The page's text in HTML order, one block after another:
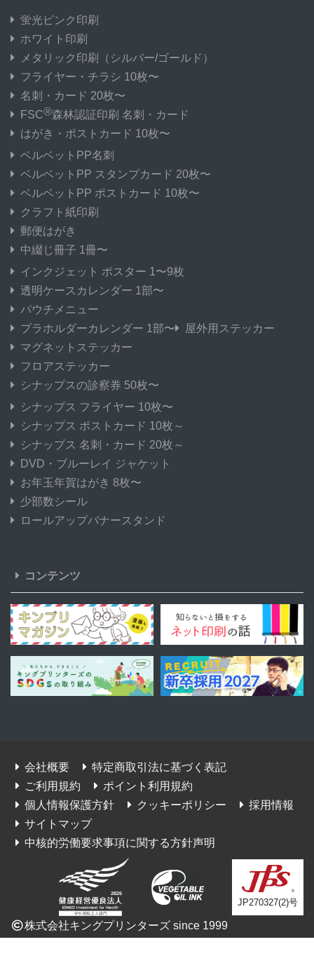
蛍光ピンク印刷
ホワイト印刷
メタリック印刷
（シルバー/ゴールド）
フライヤー・チラシ 10枚〜
名刺・カード 20枚〜
FSC®森林認証印刷 名刺・カード
はがき・ポストカード 10枚〜
ベルベットPP名刺
ベルベットPP スタンプカード 20枚〜
ベルベットPP ポストカード 10枚〜
クラフト紙印刷
郵便はがき
中綴じ冊子 1冊〜
インクジェット ポスター 1〜9枚
透明ケースカレンダー 1部〜
パウチメニュー
プラホルダーカレンダー 1部〜
屋外用ステッカー
マグネットステッカー
フロアステッカー
シナップスの診察券 50枚〜
シナップス フライヤー 10枚〜
シナップス ポストカード 10枚～
シナップス 名刺・カード 20枚～
DVD・ブルーレイ ジャケット
お年玉年賀はがき 8枚〜
少部数シール
ロールアップバナースタンド
コンテンツ
会社概要
特定商取引法に基づく表記
ご利用規約
ポイント利用規約
個人情報保護方針
クッキーポリシー
採用情報
サイトマップ
中核的労働要求事項に関する方針声明
JP270327(2)号
株式会社キングプリンターズ since 1999